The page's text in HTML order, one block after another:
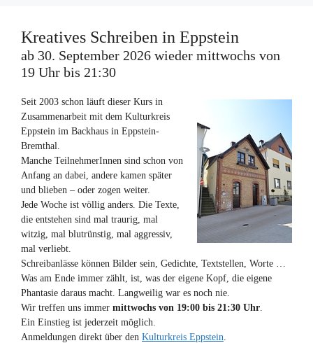
Kreatives Schreiben in Eppstein
ab 30. September 2026 wieder mittwochs von
19 Uhr bis 21:30
Seit 2003 schon läuft dieser Kurs in
Zusammenarbeit mit dem Kulturkreis
Eppstein im Backhaus in Eppstein-
Bremthal.
Manche TeilnehmerInnen sind schon von
Anfang an dabei, andere kamen später
und blieben – oder zogen weiter.
Jede Woche ist völlig anders. Die Texte,
die entstehen sind mal traurig, mal
witzig, mal blutrünstig, mal aggressiv,
mal verliebt.
Schreibanlässe können Bilder sein, Gedichte, Textstellen, Worte …
Was am Ende immer zählt, ist, was der eigene Kopf, die eigene
Phantasie daraus macht. Langweilig war es noch nie.
Wir treffen uns immer mittwochs von 19:00 bis 21:30 Uhr
Ein Einstieg ist jederzeit möglich.
Anmeldungen direkt über den Kulturkreis Eppstein